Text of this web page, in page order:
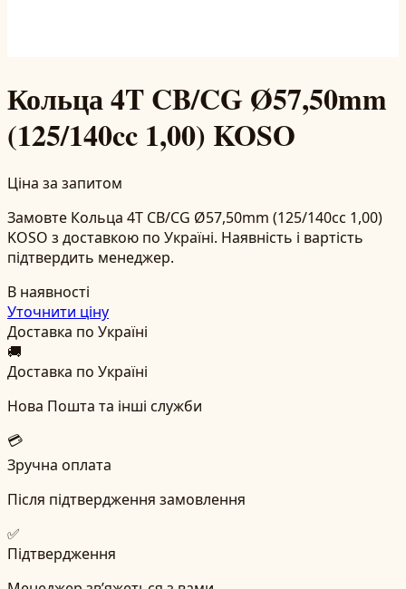
Кольца 4T CB/CG Ø57,50mm
(125/140cc 1,00) KOSO
Ціна за запитом
Замовте Кольца 4T CB/CG Ø57,50mm (125/140cc 1,00)
KOSO з доставкою по Україні. Наявність і вартість
підтвердить менеджер.
В наявності
Уточнити ціну
Доставка по Україні
🚚
Доставка по Україні
Нова Пошта та інші служби
💳
Зручна оплата
Після підтвердження замовлення
✅
Підтвердження